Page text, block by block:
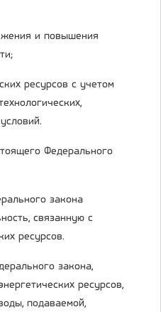
и повышения
ресурсов с учетом
Федерального
закона
связанную с
ресурсов.
закона,
ресурсов,
подаваемой,